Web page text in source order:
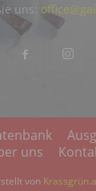
uns:
uns
von